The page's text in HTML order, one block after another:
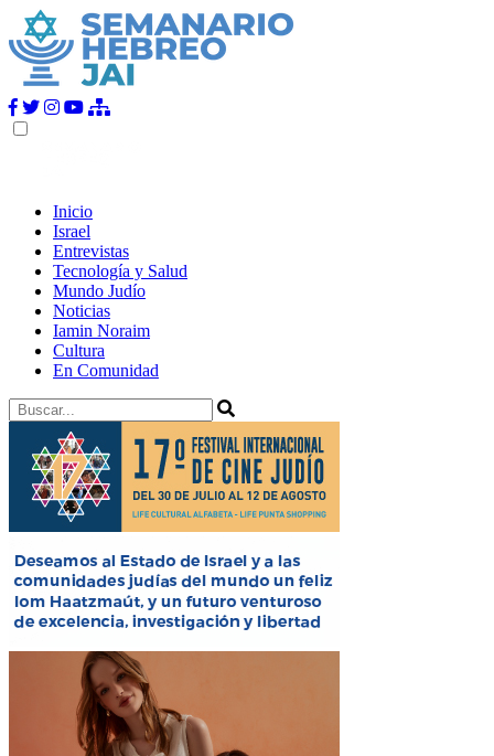
Inicio
Israel
Entrevistas
Tecnología y Salud
Mundo Judío
Noticias
Iamin Noraim
Cultura
En Comunidad